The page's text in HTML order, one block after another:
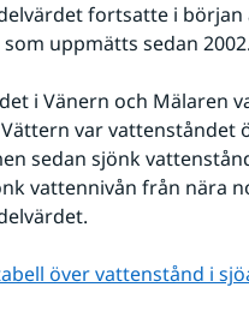
fortsatte i början
uppmätts sedan 2002.
var vattenståndet
sedan sjönk
vattennivån från nära
över vattenstånd i